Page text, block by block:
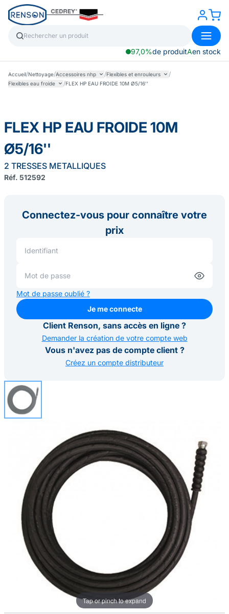
97,0%de produitAen stock
Accueil/Nettoyage/Accessoires nhp /Flexibles et enrouleurs /
Flexibles eau froide /FLEX HP EAU FROIDE 10M Ø5/16''
Tap or pinch to expand
FLEX HP EAU FROIDE 10M
Ø5/16''
2 TRESSES METALLIQUES
Réf. 512592
Connectez-vous pour connaître votre
prix
Mot de passe oublié ?
Je me connecte
Je me connecte
Client Renson, sans accès en ligne ?
Demander la création de votre compte web
Vous n'avez pas de compte client ?
Créez un compte distributeur